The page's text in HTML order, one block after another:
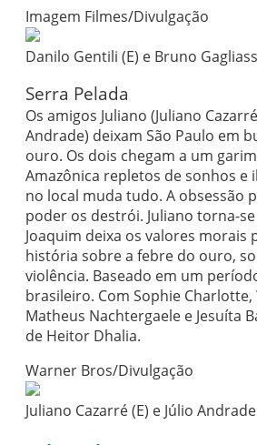
Imagem Filmes/Divulgação
Danilo Gentili (E) e Bruno
Serra Pelada
Os amigos Juliano (Juliano
Andrade) deixam São Paulo em
ouro. Os dois chegam a um
Amazônica repletos de sonhos e
no local muda tudo. A obsessão
poder os destrói. Juliano torna-
Joaquim deixa os valores morais
história sobre a febre do ouro,
violência. Baseado em um
brasileiro. Com Sophie
Matheus Nachtergaele e Jesuíta
de Heitor Dhalia.
Warner Bros/Divulgação
Juliano Cazarré (E) e Júlio